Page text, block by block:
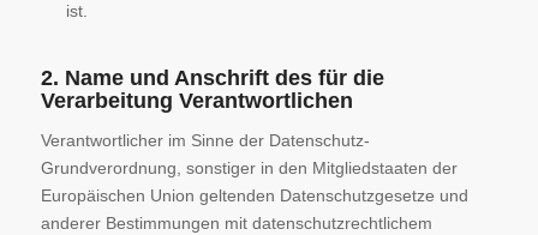
ist.
2. Name und Anschrift des für die
Verarbeitung Verantwortlichen
Verantwortlicher im Sinne der Datenschutz-
Grundverordnung, sonstiger in den Mitgliedstaaten der
Europäischen Union geltenden Datenschutzgesetze und
anderer Bestimmungen mit datenschutzrechtlichem